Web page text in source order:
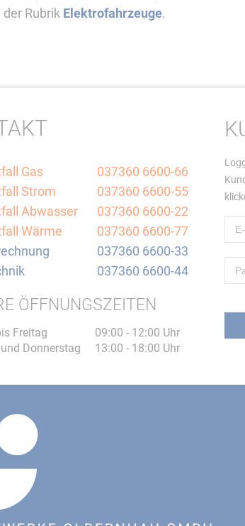
Rubrik Elektrofahrzeuge.
Gas
037360 6600-66
Strom
037360 6600-55
Abwasser
037360 6600-22
Wärme
037360 6600-77
037360 6600-33
037360 6600-44
ÖFFNUNGSZEITEN
Freitag
09:00 - 12:00 Uhr
Donnerstag
13:00 - 18:00 Uhr